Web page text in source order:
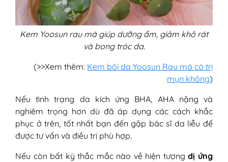
Kem Yoosun rau má giúp dưỡng ẩm, giảm khô rát
và bong tróc da.
(>>Xem thêm: Kem bôi da Yoosun Rau má có trị
mụn không)
Nếu tình trạng da kích ứng BHA, AHA nặng và
nghiêm trọng hơn dù đã áp dụng các cách khắc
phục ở trên, tốt nhất bạn đến gặp bác sĩ da liễu để
được tư vấn và điều trị phù hợp.
Nếu còn bất kỳ thắc mắc nào về hiện tượngdị ứng